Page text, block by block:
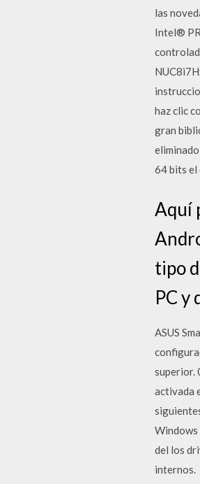
las
Intel®
haz clic
gran
64 bits
Aquí
tipo
PC y
ASUS
superior.
activada
Windows
del los
internos.